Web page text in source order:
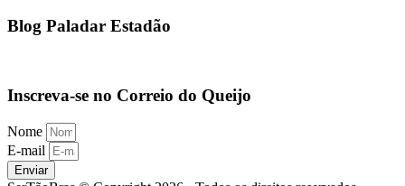
Blog Paladar Estadão
Inscreva-se no Correio do Queijo
Nome
E-mail
Enviar